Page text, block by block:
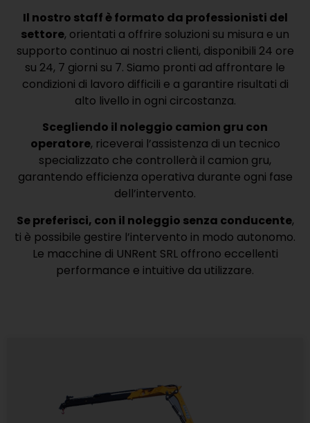
Il nostro staff è formato da professionisti del
settore, orientati a offrire soluzioni su misura e un
supporto continuo ai nostri clienti, disponibili 24 ore
su 24, 7 giorni su 7. Siamo pronti ad affrontare le
condizioni di lavoro difficili e a garantire risultati di
alto livello in ogni circostanza.
Scegliendo il noleggio camion gru con
operatore, riceverai l’assistenza di un tecnico
specializzato che controllerà il camion gru,
garantendo efficienza operativa durante ogni fase
dell’intervento.
Se preferisci, con il noleggio senza conducente,
ti è possibile gestire l’intervento in modo autonomo.
Le macchine di UNRent SRL offrono eccellenti
performance e intuitive da utilizzare.